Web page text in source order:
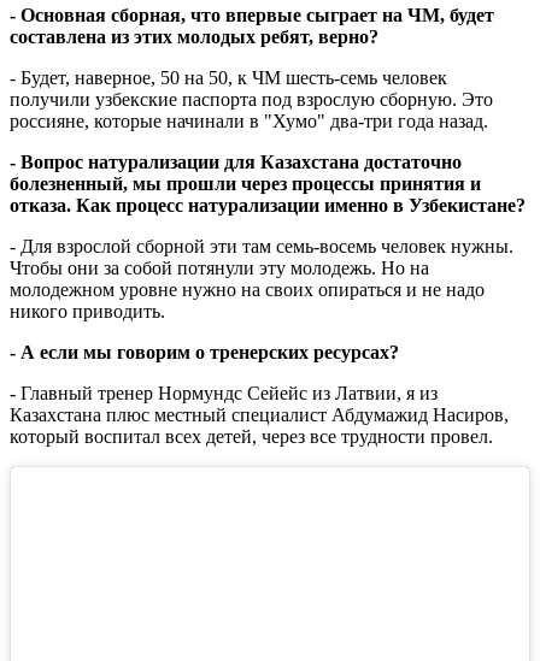
- Основная сборная, что впервые сыграет на ЧМ, будет
составлена из этих молодых ребят, верно?
- Будет, наверное, 50 на 50, к ЧМ шесть-семь человек
получили узбекские паспорта под взрослую сборную. Это
россияне, которые начинали в "Хумо" два-три года назад.
- Вопрос натурализации для Казахстана достаточно
болезненный, мы прошли через процессы принятия и
отказа. Как процесс натурализации именно в Узбекистане?
- Для взрослой сборной эти там семь-восемь человек нужны.
Чтобы они за собой потянули эту молодежь. Но на
молодежном уровне нужно на своих опираться и не надо
никого приводить.
- А если мы говорим о тренерских ресурсах?
- Главный тренер Нормундс Сейейс из Латвии, я из
Казахстана плюс местный специалист Абдумажид Насиров,
который воспитал всех детей, через все трудности провел.